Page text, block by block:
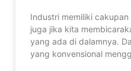
Industri memiliki
juga jika kita
yang ada di dalamnya.
yang konvensional